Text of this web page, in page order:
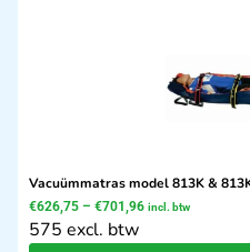
Vacuümmatras model 813K &
€626,75 – €701,96 incl. btw
575 excl. btw